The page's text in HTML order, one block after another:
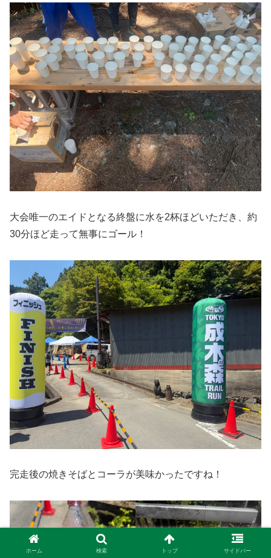
大会唯一のエイドとなる終盤に水を2杯ほどいただき、約
30分ほど走って無事にゴール！
完走後の焼きそばとコーラが美味かったですね！
ホーム 検索 トップ サイドバー